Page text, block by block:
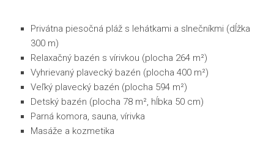
Privátna piesočná pláž s lehátkami a slnečníkmi (dĺžka
300 m)
Relaxačný bazén s vírivkou (plocha 264 m²)
Vyhrievaný plavecký bazén (plocha 400 m²)
Veľký plavecký bazén (plocha 594 m²)
Detský bazén (plocha 78 m², hĺbka 50 cm)
Parná komora, sauna, vírivka
Masáže a kozmetika